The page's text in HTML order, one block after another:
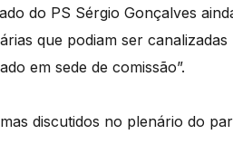
do PS Sérgio Gonçalves
que podiam ser
em sede de comissão”.
discutidos no plenário do